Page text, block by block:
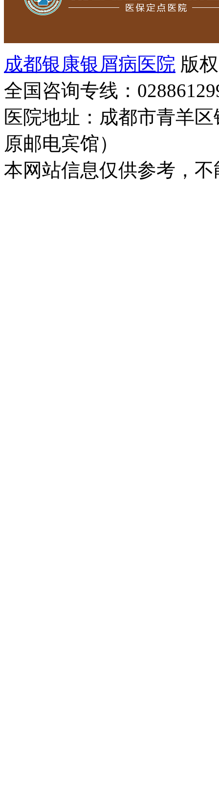
成都银康银屑病医院 版
全国咨询专线：
医院地址：成都市青羊
原邮电宾馆）
本网站信息仅供参考，